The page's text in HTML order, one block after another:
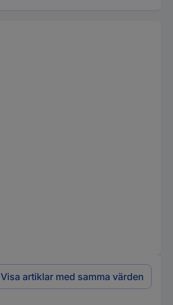
Visa artiklar med samma värden